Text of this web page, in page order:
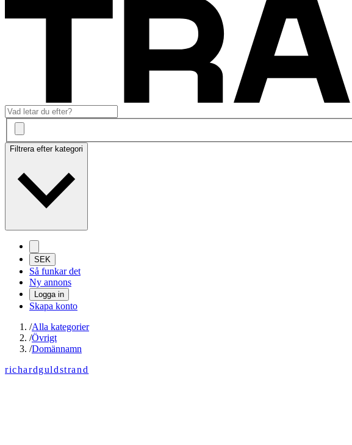
Filtrera efter kategori
SEK
Så funkar det
Ny annons
Logga in
Skapa konto
/Alla kategorier
/Övrigt
/Domännamn
richardguldstrand